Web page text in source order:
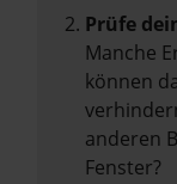
Prüfe
Manche
können
anderen
Fenster?